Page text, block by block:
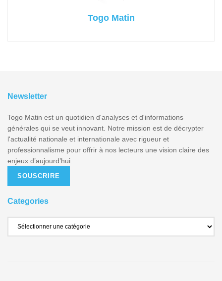
Togo Matin
Newsletter
Togo Matin est un quotidien d'analyses et d'informations
générales qui se veut innovant. Notre mission est de décrypter
l'actualité nationale et internationale avec rigueur et
professionnalisme pour offrir à nos lecteurs une vision claire des
enjeux d’aujourd’hui.
SOUSCRIRE
Categories